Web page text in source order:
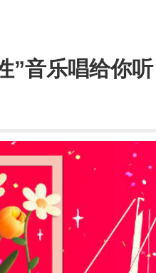
”音乐唱给你